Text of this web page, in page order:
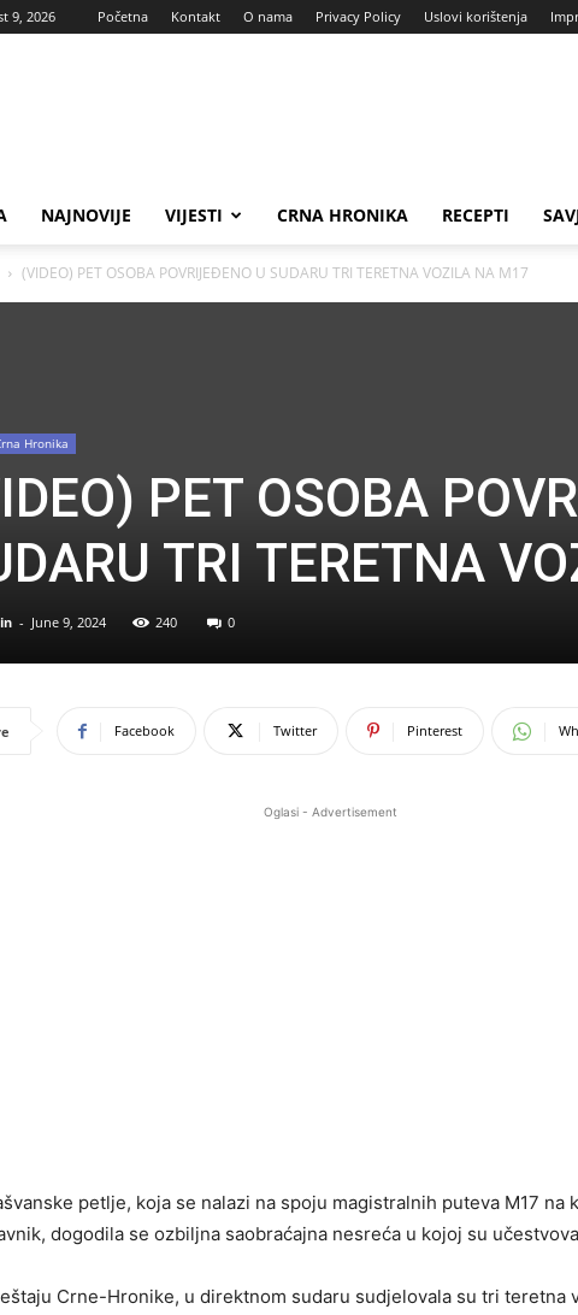
9, 2026 Početna Kontakt O nama Privacy Policy Uslovi korištenja
NAJNOVIJE VIJESTI CRNA HRONIKA RECEPTI
(VIDEO) PET OSOBA POVRIJEĐENO U SUDARU TRI TERETNA VOZILA NA M17
Hronika
PET OSOBA
TRI TERETNA
- June 9, 2024 240 0
Facebook Twitter Pinterest
Oglasi - Advertisement
petlje, koja se nalazi na spoju magistralnih puteva M17 na
dogodila se ozbiljna saobraćajna nesreća u kojoj su
Crne-Hronike, u direktnom sudaru sudjelovala su tri teretna